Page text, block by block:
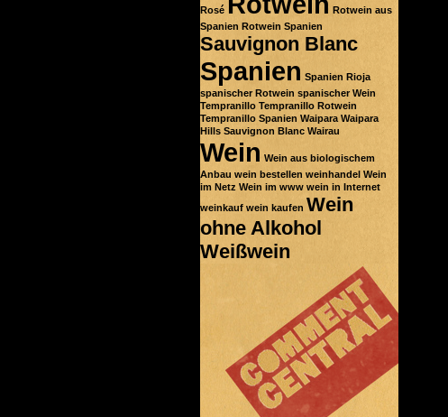
Rosé
Rotwein aus
Spanien Rotwein Spanien
Sauvignon Blanc
Spanien Spanien Rioja
spanischer Rotwein spanischer Wein
Tempranillo Tempranillo Rotwein
Tempranillo Spanien Waipara Waipara
Hills Sauvignon Blanc Wairau
Wein Wein aus biologischem
Anbau wein bestellen weinhandel Wein
im Netz Wein im www wein in Internet
weinkauf wein kaufen Wein
ohne Alkohol
Weißwein